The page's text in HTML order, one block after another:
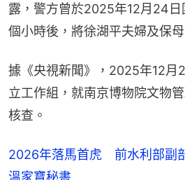
露，警方曾於2025年12月24
個小時後，將徐湖平夫婦及保母
據《央視新聞》，2025年12月
立工作組，就南京博物院文物
核查。
2026年落馬首虎 前水利部副